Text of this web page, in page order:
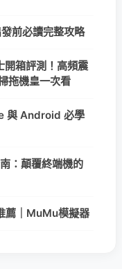
前必讀完整攻略
箱評測！高頻震
拖機皇一次看
與 Android 必學
：顛覆終端機的
薦｜MuMu模擬器